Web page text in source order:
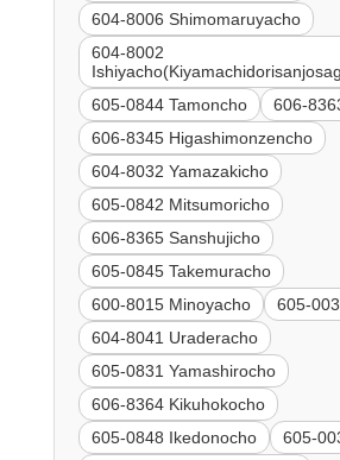
604-8006 Shimomaruyacho
604-8002
605-0844 Tamoncho
606-
606-8345 Higashimonzencho
604-8032 Yamazakicho
605-0842 Mitsumoricho
606-8365 Sanshujicho
605-0845 Takemuracho
600-8015 Minoyacho
605-
604-8041 Uraderacho
605-0831 Yamashirocho
606-8364 Kikuhokocho
605-0848 Ikedonocho
605-